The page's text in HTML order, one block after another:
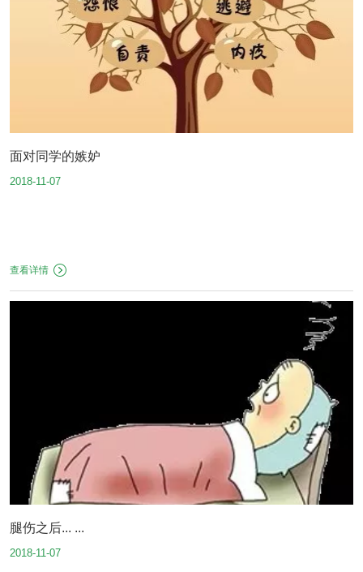
面对同学的嫉妒
2018-11-07
查看详情
腿伤之后... ...
2018-11-07